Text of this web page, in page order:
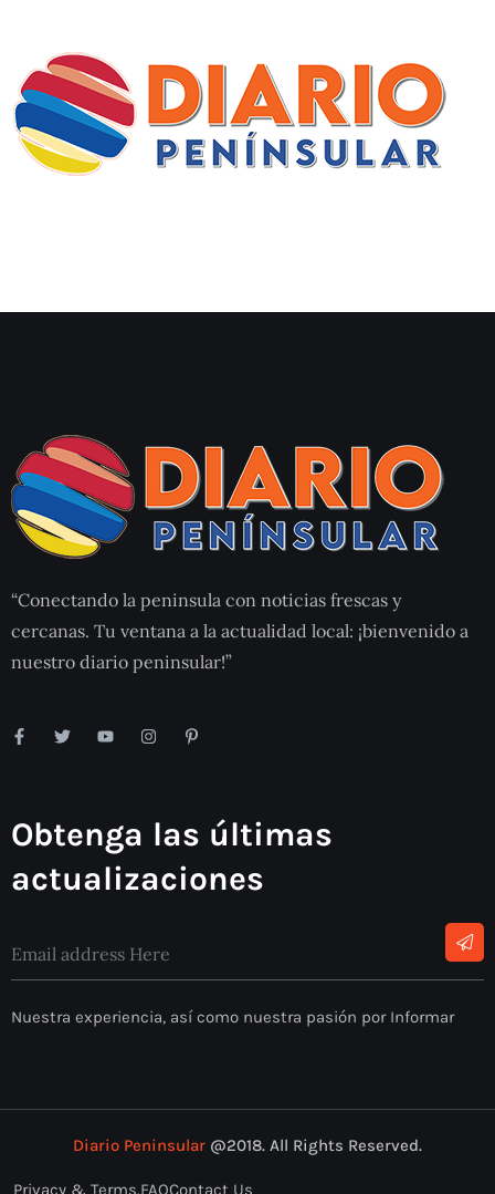
“Conectando la peninsula con noticias frescas y
cercanas. Tu ventana a la actualidad local: ¡bienvenido a
nuestro diario peninsular!”
Obtenga las últimas
actualizaciones
Nuestra experiencia, así como nuestra pasión por Informar
Diario Peninsular @2018. All Rights Reserved.
Privacy & Terms.FAQContact Us